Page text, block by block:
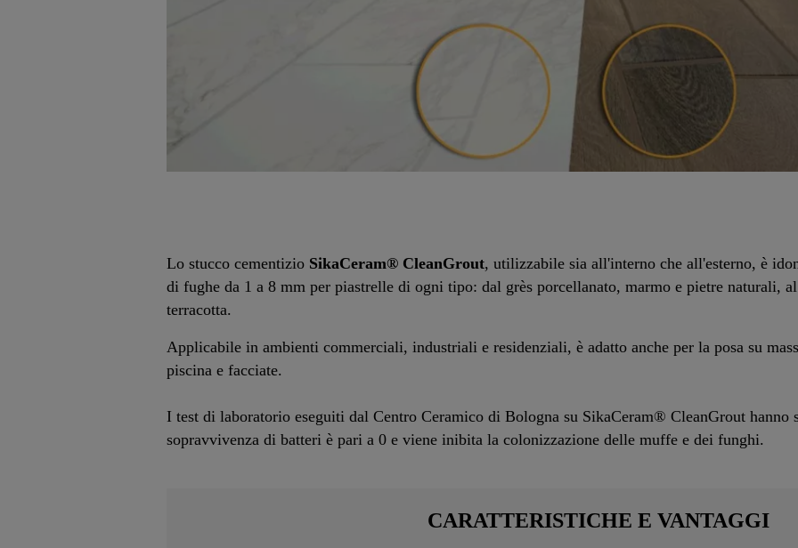
Lo stucco cementizio SikaCeram® CleanGrout, utilizzabile sia all'interno che all'esterno, è
di fughe da 1 a 8 mm per piastrelle di ogni tipo: dal grès porcellanato, marmo e pietre naturali,
terracotta.
Applicabile in ambienti commerciali, industriali e residenziali, è adatto anche per la posa su
piscina e facciate.
I test di laboratorio eseguiti dal Centro Ceramico di Bologna su SikaCeram® CleanGrout hanno
sopravvivenza di batteri è pari a 0 e viene inibita la colonizzazione delle muffe e dei funghi.
CARATTERISTICHE E VANTAGGI